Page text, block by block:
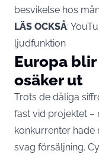
besvikelse hos
LÄS OCKSÅ:
ljudfunktion
Europa
osäker ut
Trots de dåliga
fast vid projektet –
konkurrenter hade
svag försäljning.